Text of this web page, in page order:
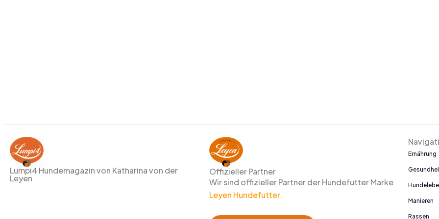
Lumpi4 Hundemagazin von Katharina von der
Leyen
Offizieller Partner
Wir sind offizieller Partner der Hundefutter Marke
Leyen Hundefutter.
Ernährung
Manieren
Rassen